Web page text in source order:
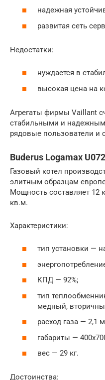
надежная
развитая сеть
Недостатки:
нуждается в
высокая цена на
Агрегаты фирмы Vaillant
стабильными и
рядовые пользователи и
Buderus Logamax
Газовый котел
элитным образцам
Мощность составляет 12
кв.м.
Характеристики:
тип установки —
КПД — 92%;
тип
медный,
расход газа — 2,1
габариты —
вес — 29 кг.
Достоинства: